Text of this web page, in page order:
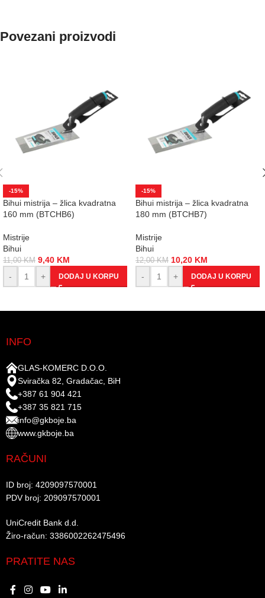
Povezani proizvodi
-15%
Bihui mistrija – žlica kvadratna
160 mm (BTCHB6)
Mistrije
Bihui
11,00KM 9,40 KM
-
+ DODAJ U KORPU
-15%
Bihui mistrija – žlica kvadratna
180 mm (BTCHB7)
Mistrije
Bihui
12,00KM 10,20 KM
-
+ DODAJ U KORPU
INFO
GLAS-KOMERC D.O.O.
Sviračka 82, Gradačac, BiH
+387 61 904 421
+387 35 821 715
info@gkboje.ba
www.gkboje.ba
RAČUNI
ID broj: 4209097570001​
PDV broj: 209097570001 ​
UniCredit Bank d.d.​
Žiro-račun: 3386002262475496​​
PRATITE NAS